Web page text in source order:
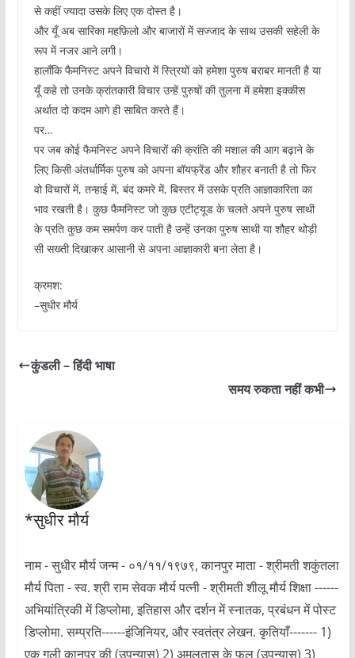
से कहीं ज्यादा उसके लिए एक दोस्त है।
और यूँ अब सारिका महफ़िलो और बाजारों में सज्जाद के साथ उसकी सहेली के
रूप में नजर आने लगी।
हालाँकि फैमनिस्ट अपने विचारो में स्त्रियों को हमेशा पुरुष बराबर मानती है या
यूँ कहे तो उनके क्रांतकारी विचार उन्हें पुरुषों की तुलना में हमेशा इक्कीस
अर्थात दो कदम आगे ही साबित करते हैं।
पर…
पर जब कोई फैमनिस्ट अपने विचारों की क्रांति की मशाल की आग बढ़ाने के
लिए किसी अंतर्धार्मिक पुरुष को अपना बॉयफ्रेंड और शौहर बनाती है तो फिर
वो विचारों में, तन्हाई में, बंद कमरे में, बिस्तर में उसके प्रति आज्ञाकारिता का
भाव रखती है। कुछ फैमनिस्ट जो कुछ एटीट्यूड के चलते अपने पुरुष साथी
के प्रति कुछ कम समर्पण कर पाती है उन्हें उनका पुरुष साथी या शौहर थोड़ी
सी सख्ती दिखाकर आसानी से अपना आज्ञाकारी बना लेता है।
क्रमश:
–सुधीर मौर्य
कुंडली – हिंदी भाषा
समय रुकता नहीं कभी
*सुधीर मौर्य
नाम - सुधीर मौर्य जन्म - ०१/११/१९७९, कानपुर माता - श्रीमती शकुंतला
मौर्य पिता - स्व. श्री राम सेवक मौर्य पत्नी - श्रीमती शीलू मौर्य शिक्षा ------
अभियांत्रिकी में डिप्लोमा, इतिहास और दर्शन में स्नातक, प्रबंधन में पोस्ट
डिप्लोमा. सम्प्रति------इंजिनियर, और स्वतंत्र लेखन. कृतियाँ------- 1)
एक गली कानपुर की (उपन्यास) 2) अमलतास के फूल (उपन्यास) 3)